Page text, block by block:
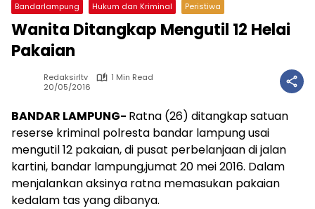
Bandarlampung Hukum dan Kriminal Peristiwa
Wanita Ditangkap Mengutil 12 Helai
Pakaian
Redaksirltv
1 Min Read
20/05/2016
BANDAR LAMPUNG- Ratna (26) ditangkap satuan
reserse kriminal polresta bandar lampung usai
mengutil 12 pakaian, di pusat perbelanjaan di jalan
kartini, bandar lampung,jumat 20 mei 2016. Dalam
menjalankan aksinya ratna memasukan pakaian
kedalam tas yang dibanya.